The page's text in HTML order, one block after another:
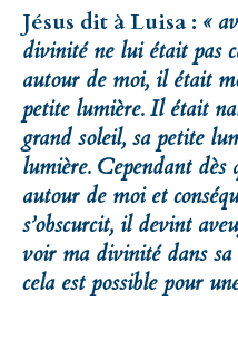
Jésus dit à Luisa : «
divinité ne lui était pas
autour de moi, il était
petite lumière. Il était
grand soleil, sa petite
lumière. Cependant dès
autour de moi et
s’obscurcit, il devint
voir ma divinité dans
cela est possible pour